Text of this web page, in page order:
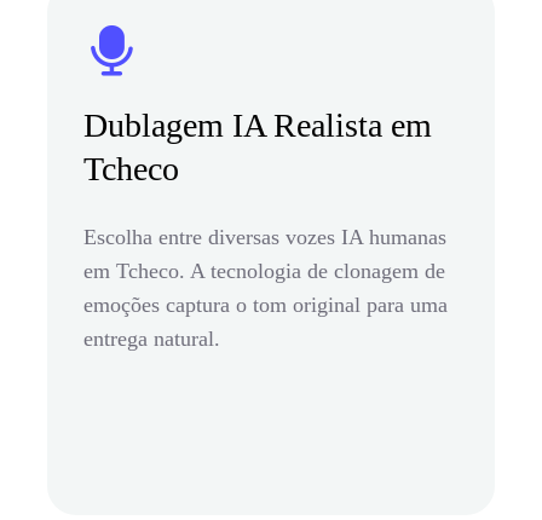
Dublagem IA Realista em
Tcheco
Escolha entre diversas vozes IA humanas
em Tcheco. A tecnologia de clonagem de
emoções captura o tom original para uma
entrega natural.